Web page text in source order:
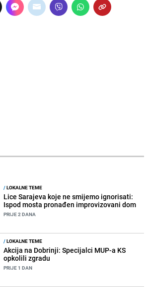
/LOKALNE TEME
Lice Sarajeva koje ne smijemo ignorisati:
Ispod mosta pronađen improvizovani dom
PRIJE 2 DANA
/LOKALNE TEME
Akcija na Dobrinji: Specijalci MUP-a KS
opkolili zgradu
PRIJE 1 DAN